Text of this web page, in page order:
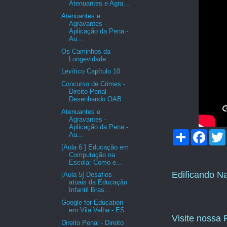
C
r
r
F
o
Edificando
Visite nossa
Atenuantes e Agra...
Atenuantes e
Agravantes -
Aplicação da Pena -
Au...
Os Caminhos da
Longevidade
Levítico Capítulo 10
Concurso de Crimes -
Direito Penal -
Desenhando OAB
Atenuantes e
Agravantes -
Aplicação da Pena -
Au...
[Aula 6 ] Educação em
Computação na
Escola: Como e...
[Aula 5] Desafios
atuais da Educação
Infantil Bras...
Google for Education
em Vila Velha - ES
Direito Penal - Direito